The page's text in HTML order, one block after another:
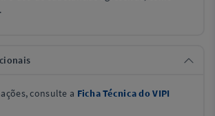
consulte a Ficha Técnica do VIPI